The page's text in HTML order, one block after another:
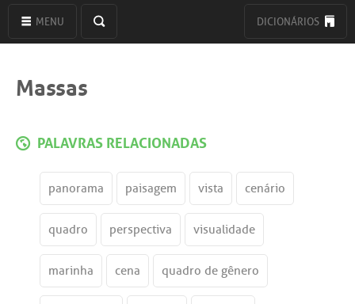
MENU DICIONÁRIOS
Massas
PALAVRAS RELACIONADAS
panorama paisagem vista cenário
quadro perspectiva visualidade
marinha cena quadro de gênero